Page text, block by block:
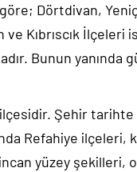
Dörtdivan,
Kıbrıscık İlçeleri
Bunun yanında
Şehir
Refahiye
yüzey şekilleri,